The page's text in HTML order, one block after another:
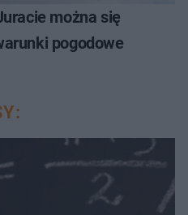
można się
pogodowe